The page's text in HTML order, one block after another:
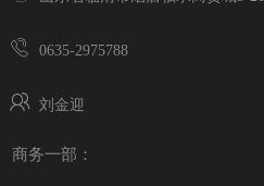
0635-2975788
刘金迎
商务一部：